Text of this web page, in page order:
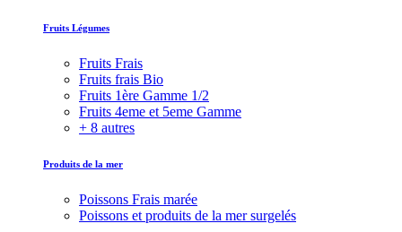
Fruits Légumes
Fruits Frais
Fruits frais Bio
Fruits 1ère Gamme 1/2
Fruits 4eme et 5eme Gamme
+ 8 autres
Produits de la mer
Poissons Frais marée
Poissons et produits de la mer surgelés